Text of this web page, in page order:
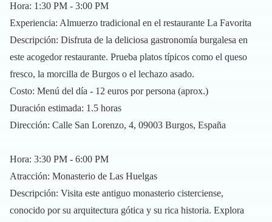
Hora: 1:30 PM - 3:00 PM
Experiencia: Almuerzo tradicional en el restaurante La Favorita
Descripción: Disfruta de la deliciosa gastronomía burgalesa en
este acogedor restaurante. Prueba platos típicos como el queso
fresco, la morcilla de Burgos o el lechazo asado.
Costo: Menú del día - 12 euros por persona (aprox.)
Duración estimada: 1.5 horas
Dirección: Calle San Lorenzo, 4, 09003 Burgos, España
Hora: 3:30 PM - 6:00 PM
Atracción: Monasterio de Las Huelgas
Descripción: Visita este antiguo monasterio cisterciense,
conocido por su arquitectura gótica y su rica historia. Explora